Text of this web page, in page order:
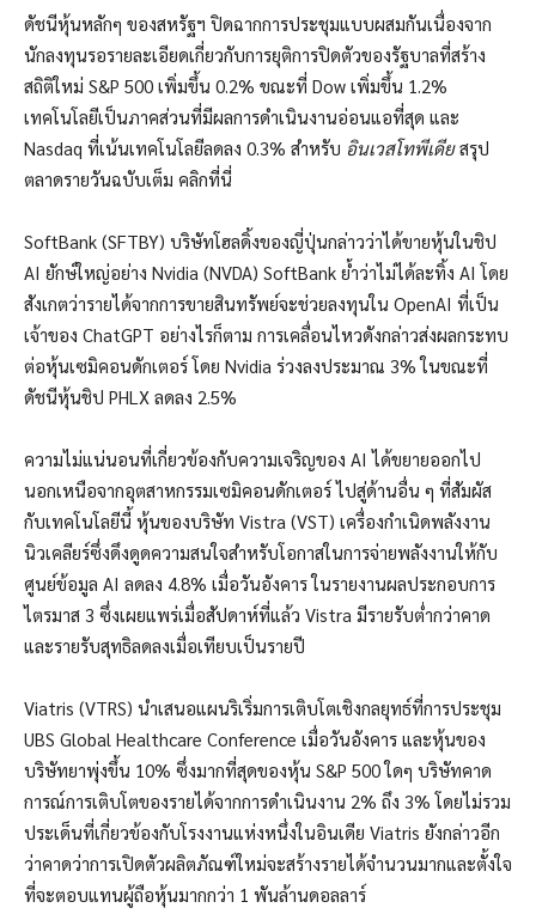
ดัชนีหุ้นหลักๆ ของสหรัฐฯ ปิดฉากการประชุมแบบผสมกันเนื่องจาก
นักลงทุนรอรายละเอียดเกี่ยวกับการยุติการปิดตัวของรัฐบาลที่สร้าง
สถิติใหม่ S&P 500 เพิ่มขึ้น 0.2% ขณะที่ Dow เพิ่มขึ้น 1.2%
เทคโนโลยีเป็นภาคส่วนที่มีผลการดำเนินงานอ่อนแอที่สุด และ
Nasdaq ที่เน้นเทคโนโลยีลดลง 0.3% สำหรับ อินเวสโทพีเดียสรุป
ตลาดรายวันฉบับเต็ม คลิกที่นี่
SoftBank (SFTBY) บริษัทโฮลดิ้งของญี่ปุ่นกล่าวว่าได้ขายหุ้นในชิป
AI ยักษ์ใหญ่อย่าง Nvidia (NVDA) SoftBank ย้ำว่าไม่ได้ละทิ้ง AI โดย
สังเกตว่ารายได้จากการขายสินทรัพย์จะช่วยลงทุนใน OpenAI ที่เป็น
เจ้าของ ChatGPT อย่างไรก็ตาม การเคลื่อนไหวดังกล่าวส่งผลกระทบ
ต่อหุ้นเซมิคอนดักเตอร์ โดย Nvidia ร่วงลงประมาณ 3% ในขณะที่
ดัชนีหุ้นชิป PHLX ลดลง 2.5%
ความไม่แน่นอนที่เกี่ยวข้องกับความเจริญของ AI ได้ขยายออกไป
นอกเหนือจากอุตสาหกรรมเซมิคอนดักเตอร์ ไปสู่ด้านอื่น ๆ ที่สัมผัส
กับเทคโนโลยีนี้ หุ้นของบริษัท Vistra (VST) เครื่องกำเนิดพลังงาน
นิวเคลียร์ซึ่งดึงดูดความสนใจสำหรับโอกาสในการจ่ายพลังงานให้กับ
ศูนย์ข้อมูล AI ลดลง 4.8% เมื่อวันอังคาร ในรายงานผลประกอบการ
ไตรมาส 3 ซึ่งเผยแพร่เมื่อสัปดาห์ที่แล้ว Vistra มีรายรับต่ำกว่าคาด
และรายรับสุทธิลดลงเมื่อเทียบเป็นรายปี
Viatris (VTRS) นำเสนอแผนริเริ่มการเติบโตเชิงกลยุทธ์ที่การประชุม
UBS Global Healthcare Conference เมื่อวันอังคาร และหุ้นของ
บริษัทยาพุ่งขึ้น 10% ซึ่งมากที่สุดของหุ้น S&P 500 ใดๆ บริษัทคาด
การณ์การเติบโตของรายได้จากการดำเนินงาน 2% ถึง 3% โดยไม่รวม
ประเด็นที่เกี่ยวข้องกับโรงงานแห่งหนึ่งในอินเดีย Viatris ยังกล่าวอีก
ว่าคาดว่าการเปิดตัวผลิตภัณฑ์ใหม่จะสร้างรายได้จำนวนมากและตั้งใจ
ที่จะตอบแทนผู้ถือหุ้นมากกว่า 1 พันล้านดอลลาร์